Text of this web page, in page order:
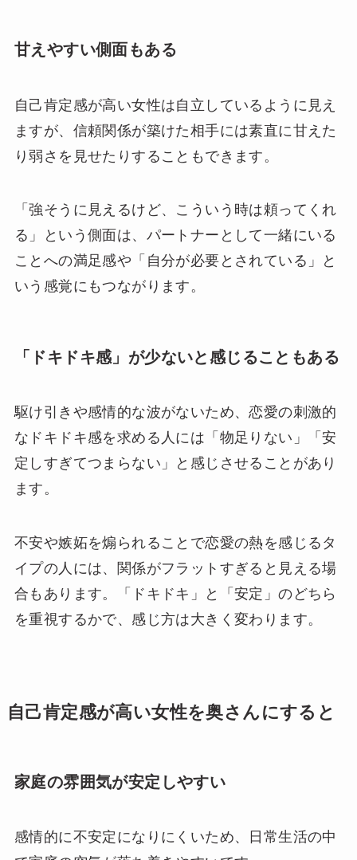
甘えやすい側面もある
自己肯定感が高い女性は自立しているように見え
ますが、信頼関係が築けた相手には素直に甘えた
り弱さを見せたりすることもできます。
「強そうに見えるけど、こういう時は頼ってくれ
る」という側面は、パートナーとして一緒にいる
ことへの満足感や「自分が必要とされている」と
いう感覚にもつながります。
「ドキドキ感」が少ないと感じることもある
駆け引きや感情的な波がないため、恋愛の刺激的
なドキドキ感を求める人には「物足りない」「安
定しすぎてつまらない」と感じさせることがあり
ます。
不安や嫉妬を煽られることで恋愛の熱を感じるタ
イプの人には、関係がフラットすぎると見える場
合もあります。「ドキドキ」と「安定」のどちら
を重視するかで、感じ方は大きく変わります。
自己肯定感が高い女性を奥さんにすると
家庭の雰囲気が安定しやすい
感情的に不安定になりにくいため、日常生活の中